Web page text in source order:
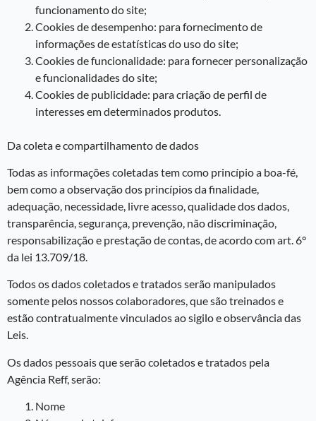
funcionamento do site;
Cookies de desempenho: para fornecimento de
informações de estatísticas do uso do site;
Cookies de funcionalidade: para fornecer personalização
e funcionalidades do site;
Cookies de publicidade: para criação de perfil de
interesses em determinados produtos.
Da coleta e compartilhamento de dados
Todas as informações coletadas tem como princípio a boa-fé,
bem como a observação dos princípios da finalidade,
adequação, necessidade, livre acesso, qualidade dos dados,
transparência, segurança, prevenção, não discriminação,
responsabilização e prestação de contas, de acordo com art. 6°
da lei 13.709/18.
Todos os dados coletados e tratados serão manipulados
somente pelos nossos colaboradores, que são treinados e
estão contratualmente vinculados ao sigilo e observância das
Leis.
Os dados pessoais que serão coletados e tratados pela
Agência Reff, serão:
Nome